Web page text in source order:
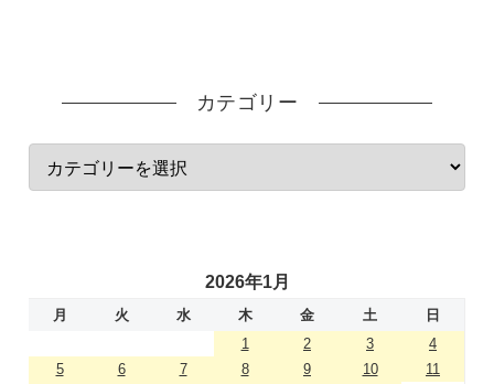
カテゴリー
2026年1月
月 火 水 木 金 土
日
1
2 3
4
5
6 7 8 9 10
11